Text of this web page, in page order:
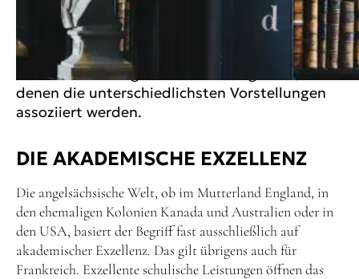
WAS VERSTEHT MAN
EIGENTLICH UNTER ELITE?
Das Wort "Elite" gehört zu den Begriffen, unter
denen die unterschiedlichsten Vorstellungen
assoziiert werden.
DIE AKADEMISCHE EXZELLENZ
Die angelsächsische Welt, ob im Mutterland England, in
den ehemaligen Kolonien Kanada und Australien oder in
den USA, basiert der Begriff fast ausschließlich auf
akademischer Exzellenz. Das gilt übrigens auch für
Frankreich. Exzellente schulische Leistungen öffnen das